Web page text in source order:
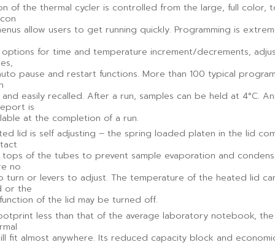
of the thermal cycler is controlled from the large, full color,
allow users to get running quickly. Programming is
options for time and temperature increment/decrements,
pause and restart functions. More than 100 typical
easily recalled. After a run, samples can be held at 4°C.
is
at the completion of a run.
lid is self adjusting – the spring loaded platen in the lid
of the tubes to prevent sample evaporation and
no
turn or levers to adjust. The temperature of the heated lid
or the
of the lid may be turned off.
less than that of the average laboratory notebook, the
fit almost anywhere. Its reduced capacity block and